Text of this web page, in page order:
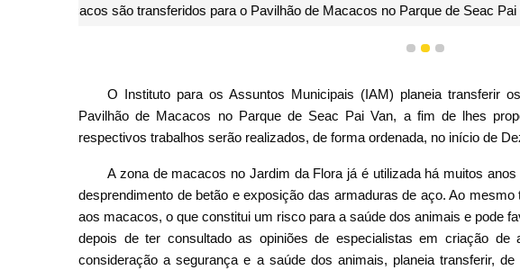
Zona dos Macacos no Jardim da
1 2 3
O Instituto para os Assuntos Municipais (IAM) planeia transferir
Pavilhão de Macacos no Parque de Seac Pai Van, a fim de lhes
respectivos trabalhos serão realizados, de forma ordenada, no início de
A zona de macacos no Jardim da Flora já é utilizada há muitos
desprendimento de betão e exposição das armaduras de aço. Ao
aos macacos, o que constitui um risco para a saúde dos animais e pode
depois de ter consultado as opiniões de especialistas em criação
consideração a segurança e a saúde dos animais, planeia transferir,